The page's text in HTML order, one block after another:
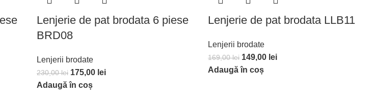
Lenjerie de pat brodata 6 piese
BRD08
Lenjerii brodate
230,00lei 175,00 lei
Adaugă în coș
Lenjerie de pat brodata LLB11
Lenjerii brodate
169,00lei 149,00 lei
Adaugă în coș